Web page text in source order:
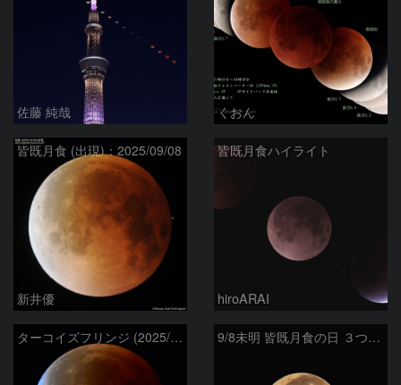
佐藤 純哉 くおん
皆既月食 (出現)：2025/09/08
新井優
皆既月食ハイライト
hiroARAI
ターコイズフリンジ (2025/09/08) 9/8未明 皆既月食の日 ３つの満月 その３ 滑らかな表情の満月（月齢15.6）